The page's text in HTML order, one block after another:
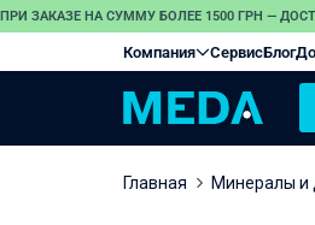
ПРИ ЗАКАЗЕ НА СУММУ БОЛЕЕ 1500 ГРН —
Компания СервисБлог
Главная Минералы и